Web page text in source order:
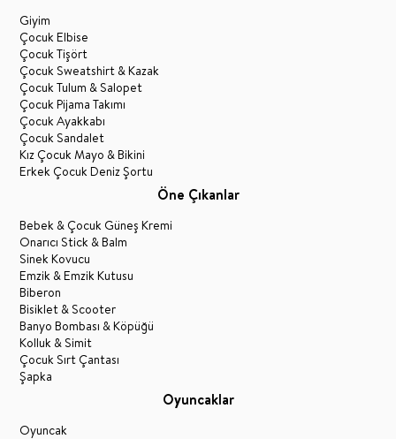
Giyim
Çocuk Elbise
Çocuk Tişört
Çocuk Sweatshirt & Kazak
Çocuk Tulum & Salopet
Çocuk Pijama Takımı
Çocuk Ayakkabı
Çocuk Sandalet
Kız Çocuk Mayo & Bikini
Erkek Çocuk Deniz Şortu
Öne Çıkanlar
Bebek & Çocuk Güneş Kremi
Onarıcı Stick & Balm
Sinek Kovucu
Emzik & Emzik Kutusu
Biberon
Bisiklet & Scooter
Banyo Bombası & Köpüğü
Kolluk & Simit
Çocuk Sırt Çantası
Şapka
Oyuncaklar
Oyuncak